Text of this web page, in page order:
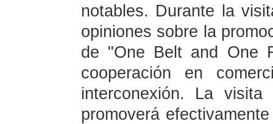
notables. Durante la
opiniones sobre la
de "One Belt and One
cooperación en
interconexión. La
promoverá